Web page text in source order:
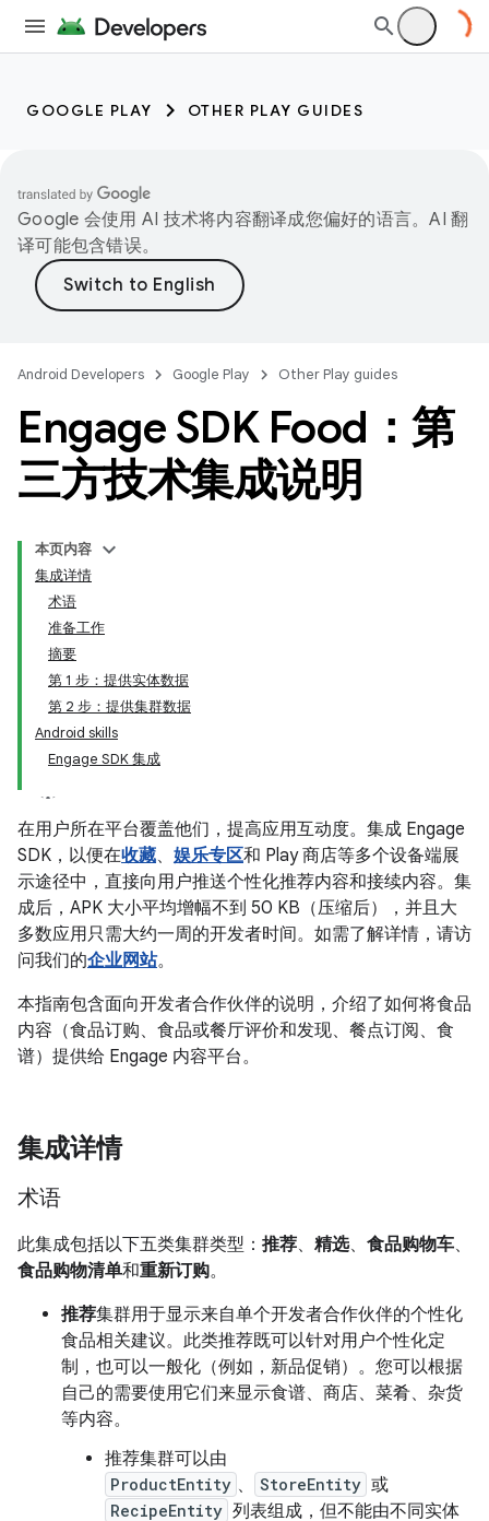
GOOGLE PLAY OTHER PLAY GUIDES
Google 会使用 AI 技术将内容翻译成您偏好的语言。AI 翻
译可能包含错误。
Android Developers Google Play Other Play guides
Engage SDK Food：第
三方技术集成说明
本页内容
集成详情
术语
准备工作
摘要
第 1 步：提供实体数据
第 2 步：提供集群数据
Android skills
Engage SDK 集成
在用户所在平台覆盖他们，提高应用互动度。集成 Engage
SDK，以便在收藏、 娱乐专区和 Play 商店等多个设备端展
示途径中，直接向用户推送个性化推荐内容和接续内容。集
成后，APK 大小平均增幅不到 50 KB（压缩后），并且大
多数应用只需大约一周的开发者时间。如需了解详情，请访
问我们的企业网站。
本指南包含面向开发者合作伙伴的说明，介绍了如何将食品
内容（食品订购、食品或餐厅评价和发现、餐点订阅、食
谱）提供给 Engage 内容平台。
集成详情
术语
此集成包括以下五类集群类型： 推荐、 精选、 食品购物车、
食品购物清单和重新订购。
推荐集群用于显示来自单个开发者合作伙伴的个性化
食品相关建议。此类推荐既可以针对用户个性化定
制，也可以一般化（例如，新品促销）。您可以根据
自己的需要使用它们来显示食谱、商店、菜肴、杂货
等内容。
推荐集群可以由
ProductEntity 、 StoreEntity 或
RecipeEntity 列表组成，但不能由不同实体